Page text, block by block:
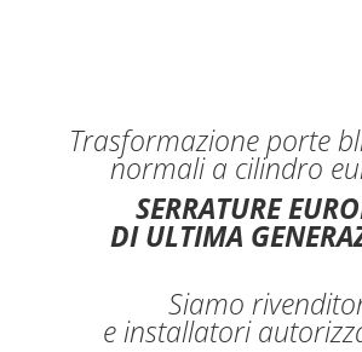
Trasformazione porte
normali a cilindro
SERRATURE
DI ULTIMA
Siamo
e installatori